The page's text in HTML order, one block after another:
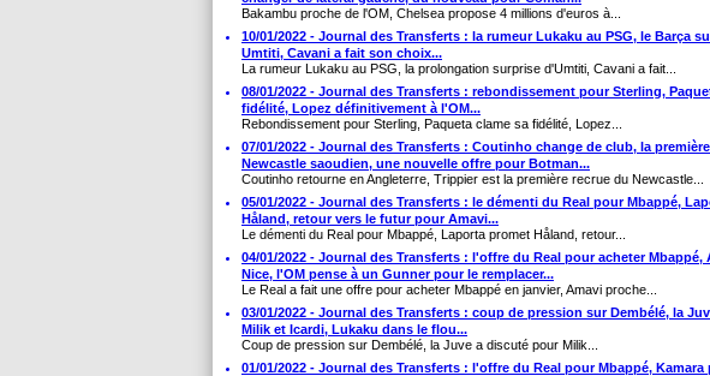
Bakambu proche de l'OM, Chelsea propose 4 millions d'euros à...
10/01/2022 - Journal des Transferts : la rumeur Lukaku au PSG, le Barça
Umtiti, Cavani a fait son choix...
La rumeur Lukaku au PSG, la prolongation surprise d'Umtiti, Cavani a fait...
08/01/2022 - Journal des Transferts : rebondissement pour Sterling,
fidélité, Lopez définitivement à l'OM...
Rebondissement pour Sterling, Paqueta clame sa fidélité, Lopez...
07/01/2022 - Journal des Transferts : Coutinho change de club, la
Newcastle saoudien, une nouvelle offre pour Botman...
Coutinho retourne en Angleterre, Trippier est la première recrue du Newcastle...
05/01/2022 - Journal des Transferts : le démenti du Real pour Mbappé,
Håland, retour vers le futur pour Amavi...
Le démenti du Real pour Mbappé, Laporta promet Håland, retour...
04/01/2022 - Journal des Transferts : l'offre du Real pour acheter Mbappé,
Nice, l'OM pense à un Gunner pour le remplacer...
Le Real a fait une offre pour acheter Mbappé en janvier, Amavi proche...
03/01/2022 - Journal des Transferts : coup de pression sur Dembélé, la
Milik et Icardi, Lukaku dans le flou...
Coup de pression sur Dembélé, la Juve a discuté pour Milik...
01/01/2022 - Journal des Transferts : l'offre du Real pour Mbappé,